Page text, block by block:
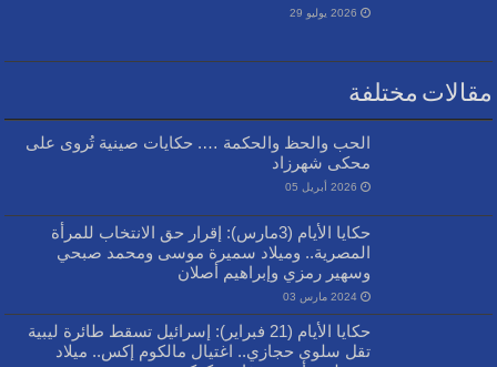
2026 يوليو 29
مقالات مختلفة
الحب والحظ والحكمة …. حكايات صينية تُروى على
محكى شهرزاد
2026 أبريل 05
حكايا الأيام (3مارس): إقرار حق الانتخاب للمرأة
المصرية.. وميلاد سميرة موسى ومحمد صبحي
وسهير رمزي وإبراهيم أصلان
2024 مارس 03
حكايا الأيام (21 فبراير): إسرائيل تسقط طائرة ليبية
تقل سلوى حجازي.. اغتيال مالكوم إكس.. ميلاد